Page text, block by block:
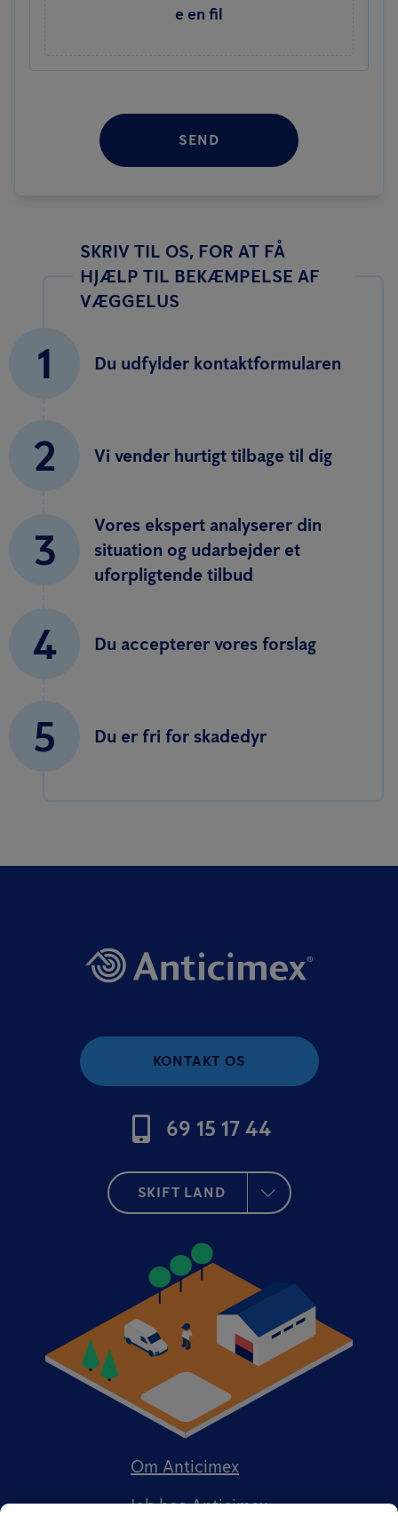
e en fil
SEND
SKRIV TIL OS, FOR AT FÅ
HJÆLP TIL BEKÆMPELSE AF
VÆGGELUS
1 Du udfylder kontaktformularen
2 Vi vender hurtigt tilbage til dig
3
Vores ekspert analyserer din
situation og udarbejder et
uforpligtende tilbud
4 Du accepterer vores forslag
5 Du er fri for skadedyr
KONTAKT OS
69 15 17 44
SKIFT LAND
Om Anticimex
Job hos Anticimex